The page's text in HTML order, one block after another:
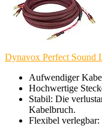
Dynavox Perfect Sound
Aufwendiger
Hochwertige
Stabil: Die
Kabelbruch.
Flexibel verlegbar: